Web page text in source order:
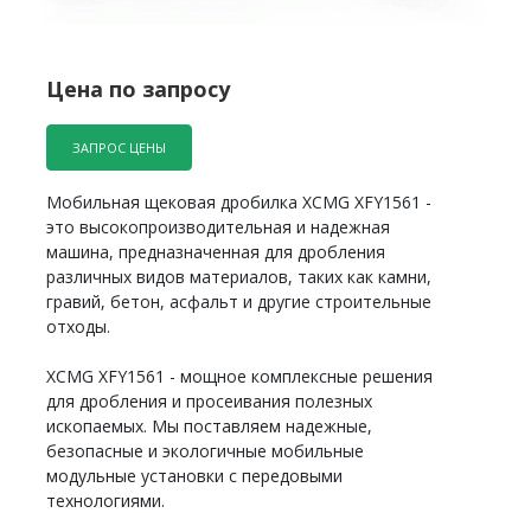
Цена по запросу
ЗАПРОС ЦЕНЫ
Мобильная щековая дробилка XCMG XFY1561 -
это высокопроизводительная и надежная
машина, предназначенная для дробления
различных видов материалов, таких как камни,
гравий, бетон, асфальт и другие строительные
отходы.
XCMG XFY1561 - мощное комплексные решения
для дробления и просеивания полезных
ископаемых. Мы поставляем надежные,
безопасные и экологичные мобильные
модульные установки с передовыми
технологиями.